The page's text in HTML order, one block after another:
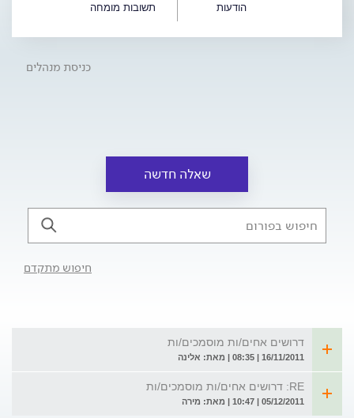
הודעות תשובות מומחה
כניסת מנהלים
שאלה חדשה
חיפוש מתקדם
דרושים אחים/ות מוסמכים/ות
16/11/2011 | 08:35 | מאת: אלינה
RE: דרושים אחים/ות מוסמכים/ות
05/12/2011 | 10:47 | מאת: מירה